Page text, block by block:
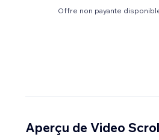
Offre non payante
Aperçu de Video